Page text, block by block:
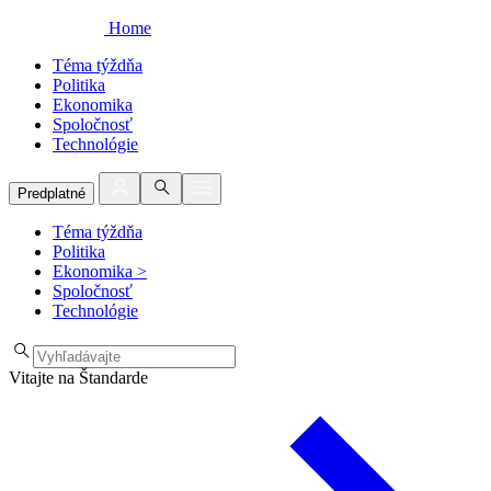
Home
Téma týždňa
Politika
Ekonomika
Spoločnosť
Technológie
Predplatné
Téma týždňa
Politika
Ekonomika >
Spoločnosť
Technológie
Vitajte na Štandarde